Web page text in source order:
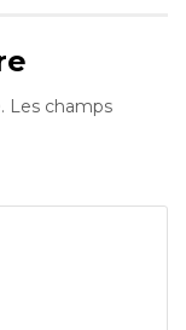
Les champs